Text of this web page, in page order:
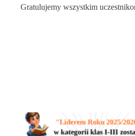
Gratulujemy wszystkim